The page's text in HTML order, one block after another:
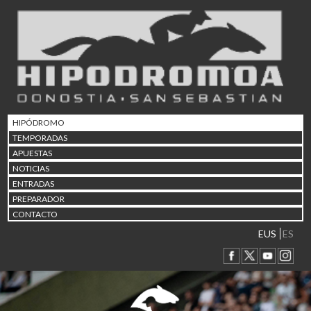
HIPÓDROMO
TEMPORADAS
APUESTAS
NOTICIAS
ENTRADAS
PREPARADOR
CONTACTO
EUS ES
02/08 17:30 Abuztuaren 2a / 2 de
Abuztuaren 9a / 9 de
12/08 12:24 Abuztaren 12a / 12 de
15/08 17:05 Abuztuaren 15a / 15 de
23/08 17:30 Abuztuaren 23a / 23 de
30/08 17:30 Abuztuaren 30a / 30 de
02/09 11:15
06/09 17:30 Irailaren 6a / 6 de
Irailaren 13a / 13 de
30/09 11:30 Irailaren 30a / 30 de